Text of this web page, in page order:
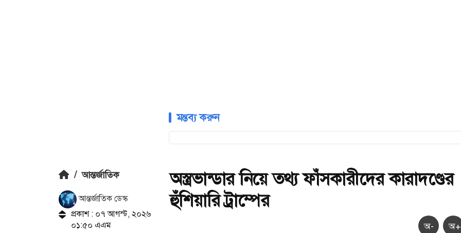
মন্তব্য করুন
/ আন্তর্জাতিক
আন্তর্জাতিক ডেস্ক
প্রকাশ : ০৭ আগস্ট, ২০২৬
০১:৫০ এএম
অস্ত্রভান্ডার নিয়ে তথ্য ফাঁসকারীদের কারাদণ্ডের
হুঁশিয়ারি ট্রাম্পের
অ- অ+